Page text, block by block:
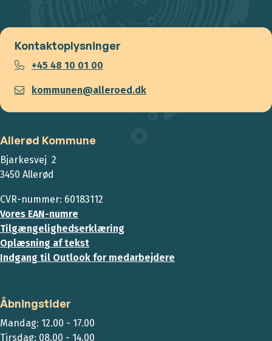
Kontaktoplysninger
+45 48 10 01 00
kommunen@alleroed.dk
Allerød Kommune
Bjarkesvej 2
3450 Allerød
CVR-nummer: 60183112
Vores EAN-numre
Tilgængelighedserklæring
Oplæsning af tekst
Indgang til Outlook for medarbejdere
Åbningstider
Mandag: 12.00 - 17.00
Tirsdag: 08.00 - 14.00